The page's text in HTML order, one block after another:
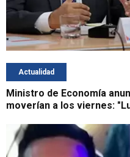
Actualidad
Ministro de Economía
moverían a los viernes: